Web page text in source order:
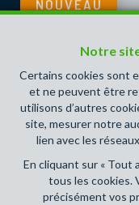
NOUVEAU
Notre
Certains cookies sont
et ne peuvent être
utilisons d’autres
site, mesurer notre
lien avec les
En cliquant sur « Tout
tous les cookies.
précisément vos